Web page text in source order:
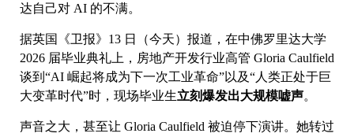
达自己对 AI 的不满。
据英国《卫报》13 日（今天）报道，在中佛罗里达大学
2026 届毕业典礼上，房地产开发行业高管 Gloria Caulfield
谈到“AI 崛起将成为下一次工业革命”以及“人类正处于巨
大变革时代”时，现场毕业生立刻爆发出大规模嘘声。
声音之大，甚至让 Gloria Caulfield 被迫停下演讲。她转过